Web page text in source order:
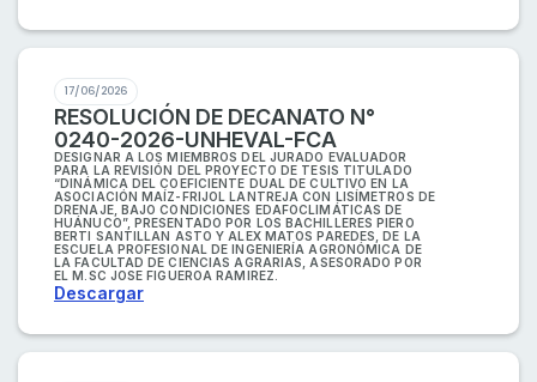
17/06/2026
RESOLUCIÓN DE DECANATO N°
0240-2026-UNHEVAL-FCA
DESIGNAR A LOS MIEMBROS DEL JURADO EVALUADOR
PARA LA REVISIÓN DEL PROYECTO DE TESIS TITULADO
“DINÁMICA DEL COEFICIENTE DUAL DE CULTIVO EN LA
ASOCIACIÓN MAÍZ-FRIJOL LANTREJA CON LISÍMETROS DE
DRENAJE, BAJO CONDICIONES EDAFOCLIMÁTICAS DE
HUÁNUCO”, PRESENTADO POR LOS BACHILLERES PIERO
BERTI SANTILLAN ASTO Y ALEX MATOS PAREDES, DE LA
ESCUELA PROFESIONAL DE INGENIERÍA AGRONÓMICA DE
LA FACULTAD DE CIENCIAS AGRARIAS, ASESORADO POR
EL M.SC JOSE FIGUEROA RAMIREZ.
Descargar